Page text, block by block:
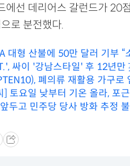
에선 데리어스 갈런드가 20
로 분전했다.
대형 산불에 50만 달러 기부 “
싸이 '강남스타일' 후 12년만
폐의류 재활용 가구로
] 토요일 낮부터 기온 올라, 포
앞두고 민주당 당사 방화 추정